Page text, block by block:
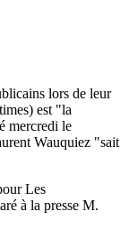
lors de leur
est "la
mercredi le
Wauquiez "sait
Les
à la presse M.